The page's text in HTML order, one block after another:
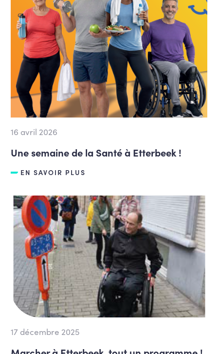
16 avril 2026
Une semaine de la Santé à Etterbeek !
EN SAVOIR PLUS
17 décembre 2025